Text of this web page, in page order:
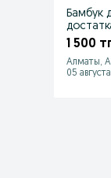
Бамбук
1 500
Алматы,
05